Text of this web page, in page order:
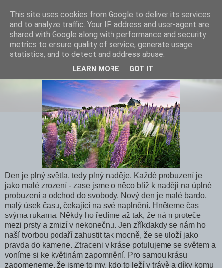
Den a noc
Den je plný světla, tedy plný naděje. Každé probuzení je
jako malé zrození - zase jsme o něco blíž k naději na úplné
probuzení a odchod do svobody. Nový den je malé bardo,
malý úsek času, čekající na své naplnění. Hněteme čas
svýma rukama. Někdy ho ředíme až tak, že nám proteče
mezi prsty a zmizí v nekonečnu. Jen zříkdakdy se nám ho
naší tvorbou podaří zahustit tak mocně, že se uloží jako
pravda do kamene. Ztraceni v kráse potulujeme se světem a
voníme si ke květinám zapomnění. Pro samou krásu
zapomeneme, že jsme to my, kdo to leží v trávě a díky komu
This site uses cookies from Google to deliver its services
and to analyze traffic. Your IP address and user-agent are
shared with Google along with performance and security
metrics to ensure quality of service, generate usage
statistics, and to detect and address abuse.
LEARN MORE GOT IT